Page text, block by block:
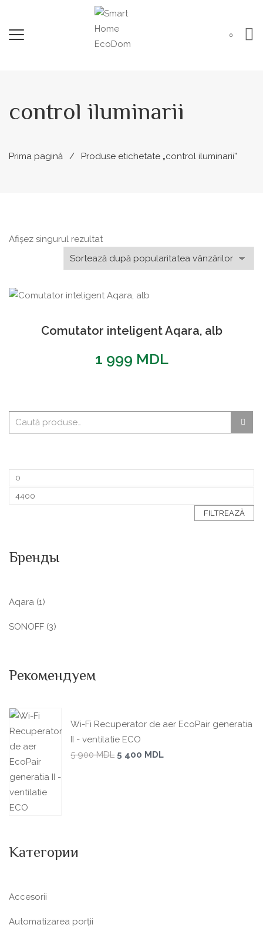
0
control iluminarii
Prima pagină Produse etichetate „control iluminarii”
Afișez singurul rezultat
Comutator inteligent Aqara, alb
1 999 MDL
FILTREAZĂ
Бренды
Aqara (1)
SONOFF (3)
Рекомендуем
Wi-Fi Recuperator de aer EcoPair generatia
II - ventilatie ECO
5 900MDL 5 400 MDL
Категории
Accesorii
Automatizarea porții